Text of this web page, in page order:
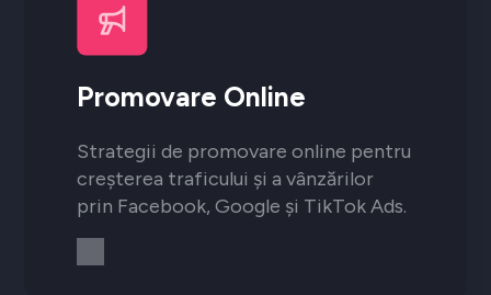
Promovare Online
Strategii de promovare online pentru
creșterea traficului și a vânzărilor
prin Facebook, Google și TikTok Ads.